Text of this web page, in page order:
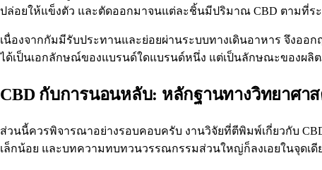
ปล่อยให้แข็งตัว และตัดออกมาจนแต่ละชิ้นมีปริมาณ CBD ตามที่
เนื่องจากกัมมีรับประทานและย่อยผ่านระบบทางเดินอาหาร จึงอ
ได้เป็นเอกลักษณ์ของแบรนด์ใดแบรนด์หนึ่ง แต่เป็นลักษณะของผลิ
CBD กับการนอนหลับ: หลักฐานทางวิทยาศา
ส่วนนี้ควรพิจารณาอย่างรอบคอบครับ งานวิจัยที่ตีพิมพ์เกี่ยวกับ
เล็กน้อย และบทความทบทวนวรรณกรรมส่วนใหญ่ก็ลงเอยในจุดเ